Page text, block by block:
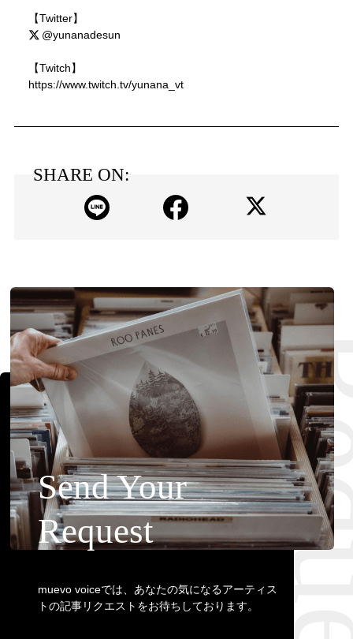
【Twitter】
@yunanadesun
【Twitch】
https://www.twitch.tv/yunana_vt
SHARE ON:
Send Your
Request
muevo voiceでは、あなたの気になるアーティス
トの記事リクエストをお待ちしております。